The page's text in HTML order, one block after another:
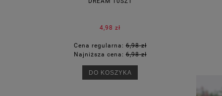
4,98 zł
Cena regularna:6,98 zł
Najniższa cena:6,98 zł
DO KOSZYKA